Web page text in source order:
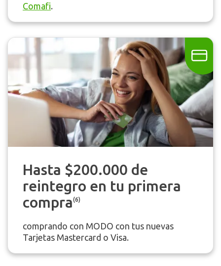
Comafi.
Hasta $200.000 de
reintegro en tu primera
compra(6)
comprando con MODO con tus nuevas
Tarjetas Mastercard o Visa.